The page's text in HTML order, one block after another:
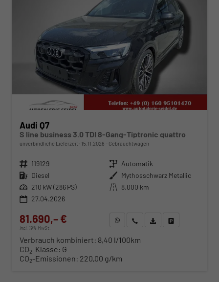
Audi Q7
S line business 3.0 TDI 8-Gang-Tiptronic quattro
unverbindliche Lieferzeit: 15.11.2026 Gebrauchtwagen
Fahrzeugnr. 119129 Getriebe Automatik
Kraftstoff Diesel Außenfarbe Mythosschwarz Metallic
Leistung 210 kW (286 PS) Kilometerstand 8.000 km
27.04.2026
81.690,– €
incl. 19% MwSt.
WhatsApp anfragen
Wir rufen Sie anFahrzeugexposé (PDF)
Verbrauch kombiniert: 8,40 l/100km
CO2-Klasse: G
CO2-Emissionen: 220,00 g/km